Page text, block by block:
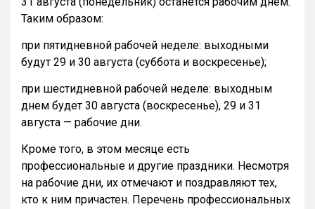
Таким образом:
при пятидневной рабочей неделе: выходными
будут 29 и 30 августа (суббота и воскресенье);
при шестидневной рабочей неделе: выходным
днем будет 30 августа (воскресенье), 29 и 31
августа — рабочие дни.
Кроме того, в этом месяце есть
профессиональные и другие праздники. Несмотря
на рабочие дни, их отмечают и поздравляют тех,
кто к ним причастен. Перечень профессиональных